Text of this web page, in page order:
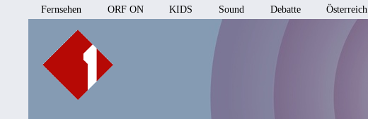
Fernsehen ORF ON KIDS Sound Debatte Österreich